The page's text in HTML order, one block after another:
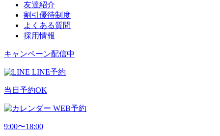
友達紹介
割引優待制度
よくある質問
採用情報
キャンペーン配信中
LINE予約
当日予約OK
WEB予約
9:00〜18:00